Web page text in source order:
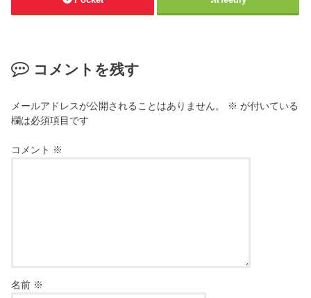
コメントを残す
メールアドレスが公開されることはありません。 ※ が付いている
欄は必須項目です
コメント ※
名前 ※